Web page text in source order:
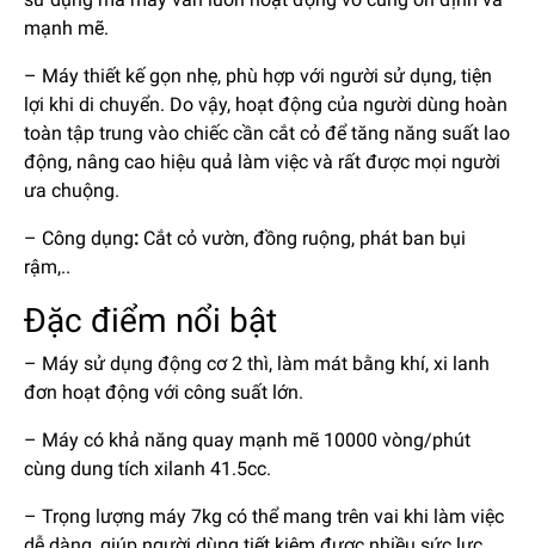
mạnh mẽ.
– Máy thiết kế gọn nhẹ, phù hợp với người sử dụng, tiện
lợi khi di chuyển. Do vậy, hoạt động của người dùng hoàn
toàn tập trung vào chiếc cần cắt cỏ để tăng năng suất lao
động, nâng cao hiệu quả làm việc và rất được mọi người
ưa chuộng.
– Công dụng: Cắt cỏ vườn, đồng ruộng, phát ban bụi
rậm,..
Đặc điểm nổi bật
– Máy sử dụng động cơ 2 thì, làm mát bằng khí, xi lanh
đơn hoạt động với công suất lớn.
– Máy có khả năng quay mạnh mẽ 10000 vòng/phút
cùng dung tích xilanh 41.5cc.
– Trọng lượng máy 7kg có thể mang trên vai khi làm việc